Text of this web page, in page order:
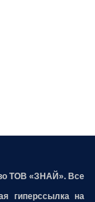
ТОВ «ЗНАЙ». Все
гиперссылка на